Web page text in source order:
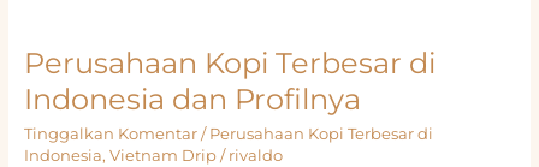
Perusahaan Kopi Terbesar di
Indonesia dan Profilnya
Tinggalkan Komentar / Perusahaan Kopi Terbesar di
Indonesia, Vietnam Drip/ rivaldo